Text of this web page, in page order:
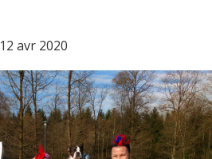
12 avr 2020